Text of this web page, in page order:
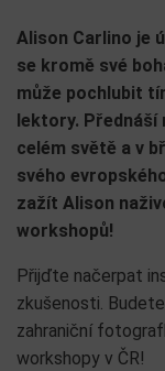
Alison Carlino je
se kromě své
může pochlubit
lektory.
celém světě a v
svého
zažít Alison
workshopů!
Přijďte načerpat
zkušenosti.
zahraniční
workshopy v ČR!